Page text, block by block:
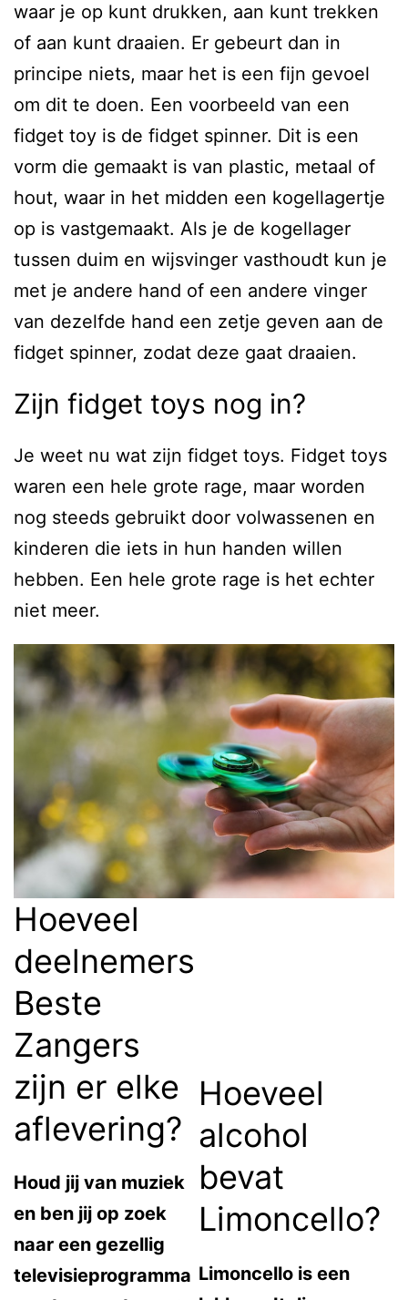
waar je op kunt drukken, aan kunt trekken
of aan kunt draaien. Er gebeurt dan in
principe niets, maar het is een fijn gevoel
om dit te doen. Een voorbeeld van een
fidget toy is de fidget spinner. Dit is een
vorm die gemaakt is van plastic, metaal of
hout, waar in het midden een kogellagertje
op is vastgemaakt. Als je de kogellager
tussen duim en wijsvinger vasthoudt kun je
met je andere hand of een andere vinger
van dezelfde hand een zetje geven aan de
fidget spinner, zodat deze gaat draaien.
Zijn fidget toys nog in?
Je weet nu wat zijn fidget toys. Fidget toys
waren een hele grote rage, maar worden
nog steeds gebruikt door volwassenen en
kinderen die iets in hun handen willen
hebben. Een hele grote rage is het echter
niet meer.
Hoeveel
deelnemers
Beste
Zangers
zijn er elke
aflevering?
Houd jij van muziek
en ben jij op zoek
naar een gezellig
televisieprogramma
Hoeveel
alcohol
bevat
Limoncello?
Limoncello is een